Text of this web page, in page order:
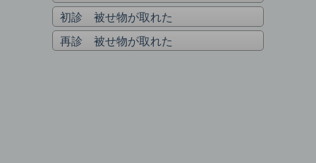
初診 被せ物が取れた
再診 被せ物が取れた